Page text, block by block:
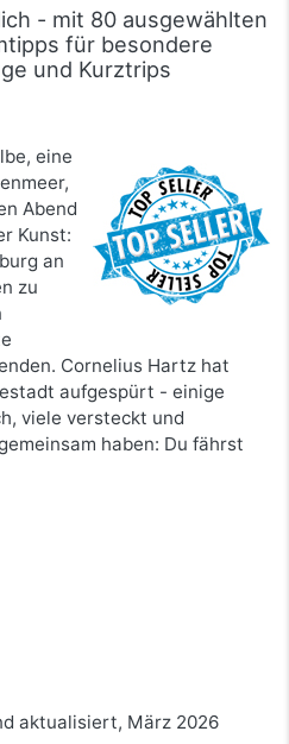
- mit 80 ausgewählten
für besondere
und Kurztrips
eine
Abend
Kunst:
an
zu
Cornelius Hartz hat
aufgespürt - einige
viele versteckt und
haben: Du fährst
aktualisiert, März 2026